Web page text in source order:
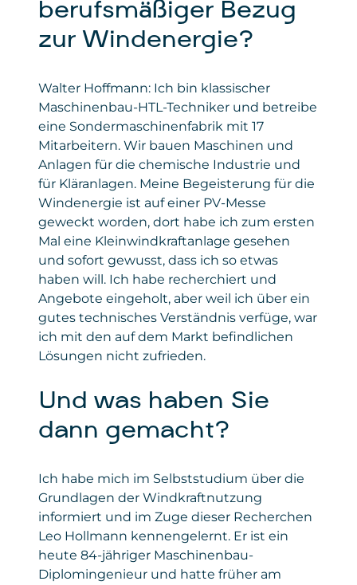
berufsmäßiger Bezug
zur Windenergie?
Walter Hoffmann: Ich bin klassischer
Maschinenbau-HTL-Techniker und betreibe
eine Sondermaschinenfabrik mit 17
Mitarbeitern. Wir bauen Maschinen und
Anlagen für die chemische Industrie und
für Kläranlagen. Meine Begeisterung für die
Windenergie ist auf einer PV-Messe
geweckt worden, dort habe ich zum ersten
Mal eine Kleinwindkraftanlage gesehen
und sofort gewusst, dass ich so etwas
haben will. Ich habe recherchiert und
Angebote eingeholt, aber weil ich über ein
gutes technisches Verständnis verfüge, war
ich mit den auf dem Markt befindlichen
Lösungen nicht zufrieden.
Und was haben Sie
dann gemacht?
Ich habe mich im Selbststudium über die
Grundlagen der Windkraftnutzung
informiert und im Zuge dieser Recherchen
Leo Hollmann kennengelernt. Er ist ein
heute 84-jähriger Maschinenbau-
Diplomingenieur und hatte früher am